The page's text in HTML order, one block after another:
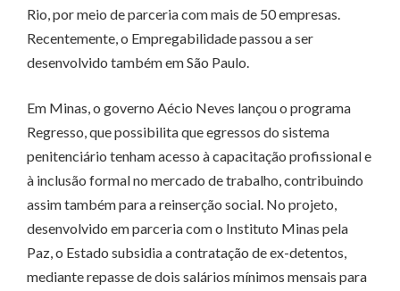
Rio, por meio de parceria com mais de 50 empresas.
Recentemente, o Empregabilidade passou a ser
desenvolvido também em São Paulo.
Em Minas, o governo Aécio Neves lançou o programa
Regresso, que possibilita que egressos do sistema
penitenciário tenham acesso à capacitação profissional e
à inclusão formal no mercado de trabalho, contribuindo
assim também para a reinserção social. No projeto,
desenvolvido em parceria com o Instituto Minas pela
Paz, o Estado subsidia a contratação de ex-detentos,
mediante repasse de dois salários mínimos mensais para